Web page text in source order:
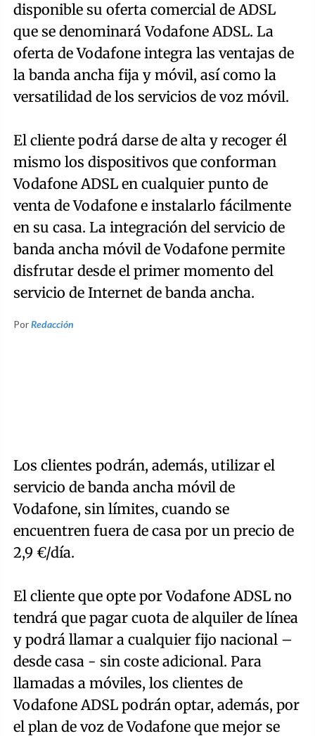
disponible su oferta comercial de ADSL
que se denominará Vodafone ADSL. La
oferta de Vodafone integra las ventajas de
la banda ancha fija y móvil, así como la
versatilidad de los servicios de voz móvil.
El cliente podrá darse de alta y recoger él
mismo los dispositivos que conforman
Vodafone ADSL en cualquier punto de
venta de Vodafone e instalarlo fácilmente
en su casa. La integración del servicio de
banda ancha móvil de Vodafone permite
disfrutar desde el primer momento del
servicio de Internet de banda ancha.
PorRedacción
Los clientes podrán, además, utilizar el
servicio de banda ancha móvil de
Vodafone, sin límites, cuando se
encuentren fuera de casa por un precio de
2,9 €/día.
El cliente que opte por Vodafone ADSL no
tendrá que pagar cuota de alquiler de línea
y podrá llamar a cualquier fijo nacional –
desde casa - sin coste adicional. Para
llamadas a móviles, los clientes de
Vodafone ADSL podrán optar, además, por
el plan de voz de Vodafone que mejor se